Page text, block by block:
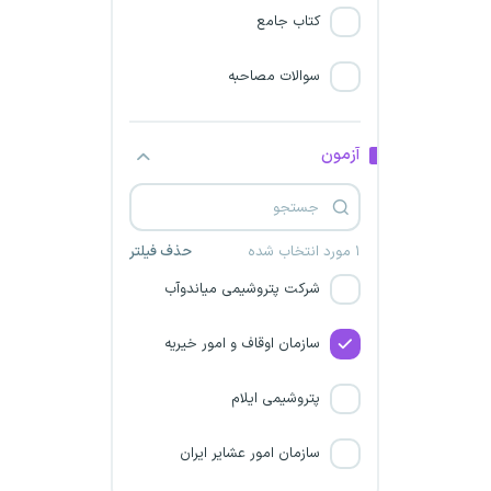
کتاب جامع
سوالات مصاحبه
آزمون
۱ مورد انتخاب شده حذف فیلتر
شرکت پتروشیمی بوعلی سینا
سلیمان
نیروگاه اتمی بوشهر
شرکت پتروشیمی میاندوآب
سازمان اوقاف و امور خیریه
پتروشیمی ایلام
سازمان امور عشایر ایران